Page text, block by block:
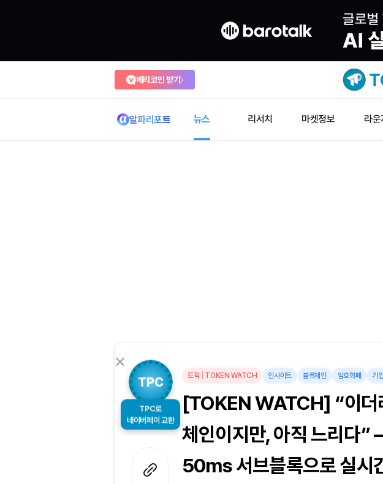
베리코인 받기
알파리포트 뉴스 리서치 마켓정보 라운
TPC로
네이버페이 교환
토픽 TOKEN WATCH 인사이트 블록체인 암호화폐 기업
[TOKEN WATCH] “이더
체인이지만, 아직 느리다
50ms 서브블록으로 실시